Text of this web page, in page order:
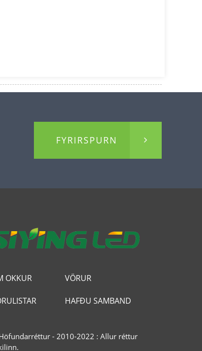
FYRIRSPURN
OKKUR VÖRUR
HAFÐU SAMBAND
- 2010-2022 : Allur réttur